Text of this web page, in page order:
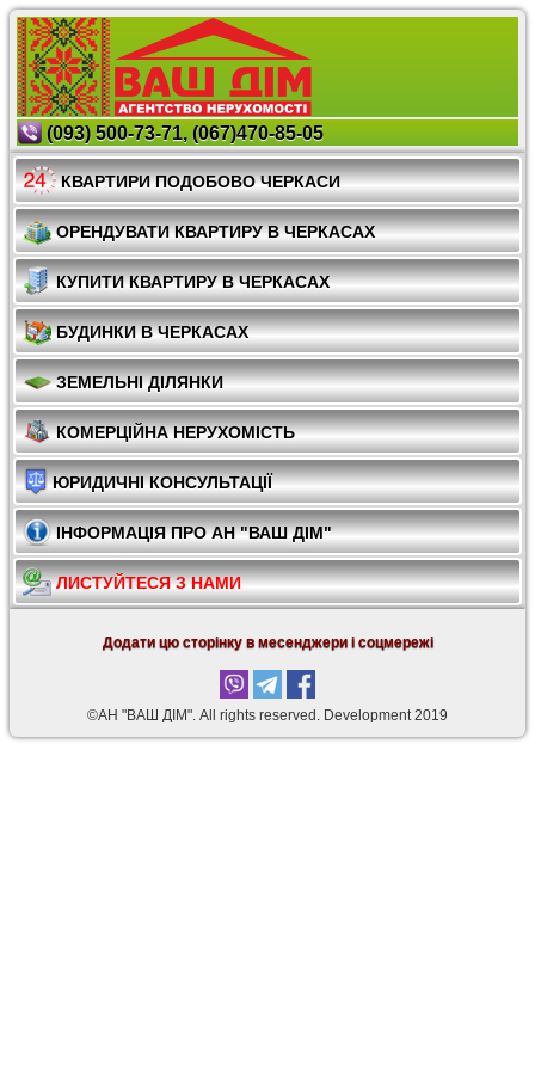
(093) 500-73-71, (067)470-85-05
КВАРТИРИ ПОДОБОВО ЧЕРКАСИ
ОРЕНДУВАТИ КВАРТИРУ В ЧЕРКАСАХ
КУПИТИ КВАРТИРУ В ЧЕРКАСАХ
БУДИНКИ В ЧЕРКАСАХ
ЗЕМЕЛЬНІ ДІЛЯНКИ
КОМЕРЦІЙНА НЕРУХОМІСТЬ
ЮРИДИЧНІ КОНСУЛЬТАЦІЇ
ІНФОРМАЦІЯ ПРО АН "ВАШ ДІМ"
ЛИСТУЙТЕСЯ З НАМИ
Додати цю сторінку в месенджери і соцмережі
©АН "ВАШ ДІМ". Аll rights reserved. Development 2019